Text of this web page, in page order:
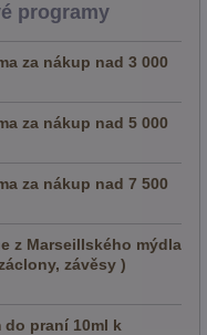
programy
za nákup nad 3 000
za nákup nad 5 000
za nákup nad 7 500
z Marseillského mýdla
závěsy )
do praní 10ml k